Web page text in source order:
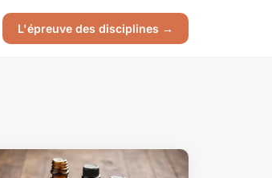
L'épreuve des disciplines →